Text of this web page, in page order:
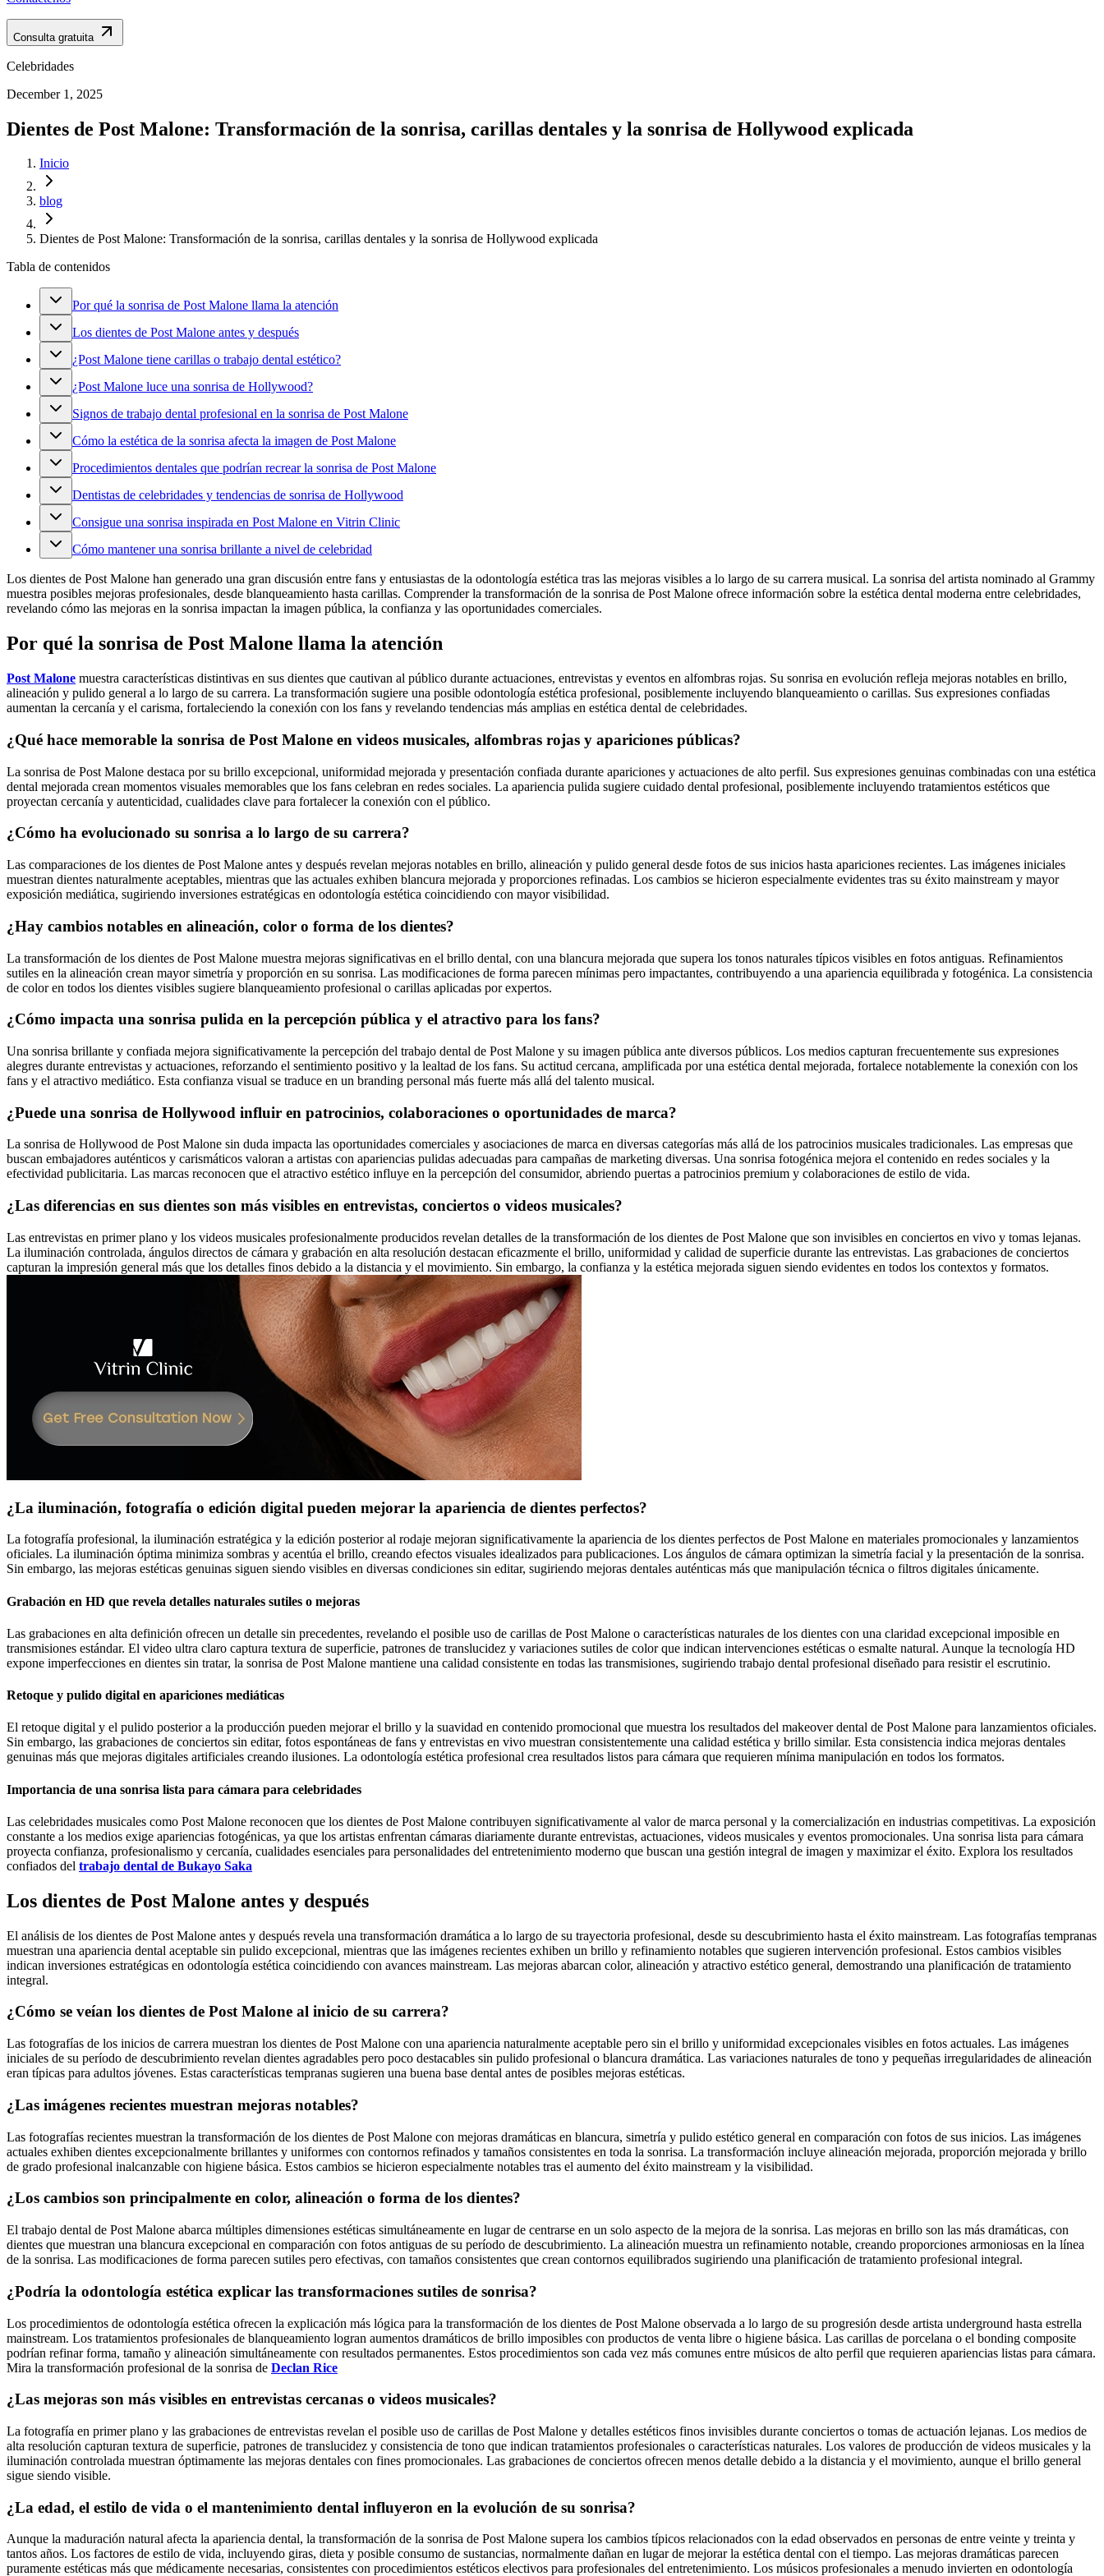
Consulta gratuita
Celebridades
December 1, 2025
Dientes de Post Malone: Transformación de la sonrisa, carillas dentales y la sonrisa de Hollywood explicada
Inicio
blog
Dientes de Post Malone: Transformación de la sonrisa, carillas dentales y la sonrisa de Hollywood explicada
Tabla de contenidos
Por qué la sonrisa de Post Malone llama la atención
Los dientes de Post Malone antes y después
¿Post Malone tiene carillas o trabajo dental estético?
¿Post Malone luce una sonrisa de Hollywood?
Signos de trabajo dental profesional en la sonrisa de Post Malone
Cómo la estética de la sonrisa afecta la imagen de Post Malone
Procedimientos dentales que podrían recrear la sonrisa de Post Malone
Dentistas de celebridades y tendencias de sonrisa de Hollywood
Consigue una sonrisa inspirada en Post Malone en Vitrin Clinic
Cómo mantener una sonrisa brillante a nivel de celebridad
Los dientes de Post Malone han generado una gran discusión entre fans y entusiastas de la odontología estética tras las mejoras visibles a lo largo de su carrera musical. La sonrisa del artista nominado al Grammy
muestra posibles mejoras profesionales, desde blanqueamiento hasta carillas. Comprender la transformación de la sonrisa de Post Malone ofrece información sobre la estética dental moderna entre celebridades,
revelando cómo las mejoras en la sonrisa impactan la imagen pública, la confianza y las oportunidades comerciales.
Por qué la sonrisa de Post Malone llama la atención
Post Malone muestra características distintivas en sus dientes que cautivan al público durante actuaciones, entrevistas y eventos en alfombras rojas. Su sonrisa en evolución refleja mejoras notables en brillo,
alineación y pulido general a lo largo de su carrera. La transformación sugiere una posible odontología estética profesional, posiblemente incluyendo blanqueamiento o carillas. Sus expresiones confiadas
aumentan la cercanía y el carisma, fortaleciendo la conexión con los fans y revelando tendencias más amplias en estética dental de celebridades.
¿Qué hace memorable la sonrisa de Post Malone en videos musicales, alfombras rojas y apariciones públicas?
La sonrisa de Post Malone destaca por su brillo excepcional, uniformidad mejorada y presentación confiada durante apariciones y actuaciones de alto perfil. Sus expresiones genuinas combinadas con una estética
dental mejorada crean momentos visuales memorables que los fans celebran en redes sociales. La apariencia pulida sugiere cuidado dental profesional, posiblemente incluyendo tratamientos estéticos que
proyectan cercanía y autenticidad, cualidades clave para fortalecer la conexión con el público.
¿Cómo ha evolucionado su sonrisa a lo largo de su carrera?
Las comparaciones de los dientes de Post Malone antes y después revelan mejoras notables en brillo, alineación y pulido general desde fotos de sus inicios hasta apariciones recientes. Las imágenes iniciales
muestran dientes naturalmente aceptables, mientras que las actuales exhiben blancura mejorada y proporciones refinadas. Los cambios se hicieron especialmente evidentes tras su éxito mainstream y mayor
exposición mediática, sugiriendo inversiones estratégicas en odontología estética coincidiendo con mayor visibilidad.
¿Hay cambios notables en alineación, color o forma de los dientes?
La transformación de los dientes de Post Malone muestra mejoras significativas en el brillo dental, con una blancura mejorada que supera los tonos naturales típicos visibles en fotos antiguas. Refinamientos
sutiles en la alineación crean mayor simetría y proporción en su sonrisa. Las modificaciones de forma parecen mínimas pero impactantes, contribuyendo a una apariencia equilibrada y fotogénica. La consistencia
de color en todos los dientes visibles sugiere blanqueamiento profesional o carillas aplicadas por expertos.
¿Cómo impacta una sonrisa pulida en la percepción pública y el atractivo para los fans?
Una sonrisa brillante y confiada mejora significativamente la percepción del trabajo dental de Post Malone y su imagen pública ante diversos públicos. Los medios capturan frecuentemente sus expresiones
alegres durante entrevistas y actuaciones, reforzando el sentimiento positivo y la lealtad de los fans. Su actitud cercana, amplificada por una estética dental mejorada, fortalece notablemente la conexión con los
fans y el atractivo mediático. Esta confianza visual se traduce en un branding personal más fuerte más allá del talento musical.
¿Puede una sonrisa de Hollywood influir en patrocinios, colaboraciones o oportunidades de marca?
La sonrisa de Hollywood de Post Malone sin duda impacta las oportunidades comerciales y asociaciones de marca en diversas categorías más allá de los patrocinios musicales tradicionales. Las empresas que
buscan embajadores auténticos y carismáticos valoran a artistas con apariencias pulidas adecuadas para campañas de marketing diversas. Una sonrisa fotogénica mejora el contenido en redes sociales y la
efectividad publicitaria. Las marcas reconocen que el atractivo estético influye en la percepción del consumidor, abriendo puertas a patrocinios premium y colaboraciones de estilo de vida.
¿Las diferencias en sus dientes son más visibles en entrevistas, conciertos o videos musicales?
Las entrevistas en primer plano y los videos musicales profesionalmente producidos revelan detalles de la transformación de los dientes de Post Malone que son invisibles en conciertos en vivo y tomas lejanas.
La iluminación controlada, ángulos directos de cámara y grabación en alta resolución destacan eficazmente el brillo, uniformidad y calidad de superficie durante las entrevistas. Las grabaciones de conciertos
capturan la impresión general más que los detalles finos debido a la distancia y el movimiento. Sin embargo, la confianza y la estética mejorada siguen siendo evidentes en todos los contextos y formatos.
¿La iluminación, fotografía o edición digital pueden mejorar la apariencia de dientes perfectos?
La fotografía profesional, la iluminación estratégica y la edición posterior al rodaje mejoran significativamente la apariencia de los dientes perfectos de Post Malone en materiales promocionales y lanzamientos
oficiales. La iluminación óptima minimiza sombras y acentúa el brillo, creando efectos visuales idealizados para publicaciones. Los ángulos de cámara optimizan la simetría facial y la presentación de la sonrisa.
Sin embargo, las mejoras estéticas genuinas siguen siendo visibles en diversas condiciones sin editar, sugiriendo mejoras dentales auténticas más que manipulación técnica o filtros digitales únicamente.
Grabación en HD que revela detalles naturales sutiles o mejoras
Las grabaciones en alta definición ofrecen un detalle sin precedentes, revelando el posible uso de carillas de Post Malone o características naturales de los dientes con una claridad excepcional imposible en
transmisiones estándar. El video ultra claro captura textura de superficie, patrones de translucidez y variaciones sutiles de color que indican intervenciones estéticas o esmalte natural. Aunque la tecnología HD
expone imperfecciones en dientes sin tratar, la sonrisa de Post Malone mantiene una calidad consistente en todas las transmisiones, sugiriendo trabajo dental profesional diseñado para resistir el escrutinio.
Retoque y pulido digital en apariciones mediáticas
El retoque digital y el pulido posterior a la producción pueden mejorar el brillo y la suavidad en contenido promocional que muestra los resultados del makeover dental de Post Malone para lanzamientos oficiales.
Sin embargo, las grabaciones de conciertos sin editar, fotos espontáneas de fans y entrevistas en vivo muestran consistentemente una calidad estética y brillo similar. Esta consistencia indica mejoras dentales
genuinas más que mejoras digitales artificiales creando ilusiones. La odontología estética profesional crea resultados listos para cámara que requieren mínima manipulación en todos los formatos.
Importancia de una sonrisa lista para cámara para celebridades
Las celebridades musicales como Post Malone reconocen que los dientes de Post Malone contribuyen significativamente al valor de marca personal y la comercialización en industrias competitivas. La exposición
constante a los medios exige apariencias fotogénicas, ya que los artistas enfrentan cámaras diariamente durante entrevistas, actuaciones, videos musicales y eventos promocionales. Una sonrisa lista para cámara
proyecta confianza, profesionalismo y cercanía, cualidades esenciales para personalidades del entretenimiento moderno que buscan una gestión integral de imagen y maximizar el éxito. Explora los resultados
confiados del trabajo dental de Bukayo Saka
Los dientes de Post Malone antes y después
El análisis de los dientes de Post Malone antes y después revela una transformación dramática a lo largo de su trayectoria profesional, desde su descubrimiento hasta el éxito mainstream. Las fotografías tempranas
muestran una apariencia dental aceptable sin pulido excepcional, mientras que las imágenes recientes exhiben un brillo y refinamiento notables que sugieren intervención profesional. Estos cambios visibles
indican inversiones estratégicas en odontología estética coincidiendo con avances mainstream. Las mejoras abarcan color, alineación y atractivo estético general, demostrando una planificación de tratamiento
integral.
¿Cómo se veían los dientes de Post Malone al inicio de su carrera?
Las fotografías de los inicios de carrera muestran los dientes de Post Malone con una apariencia naturalmente aceptable pero sin el brillo y uniformidad excepcionales visibles en fotos actuales. Las imágenes
iniciales de su período de descubrimiento revelan dientes agradables pero poco destacables sin pulido profesional o blancura dramática. Las variaciones naturales de tono y pequeñas irregularidades de alineación
eran típicas para adultos jóvenes. Estas características tempranas sugieren una buena base dental antes de posibles mejoras estéticas.
¿Las imágenes recientes muestran mejoras notables?
Las fotografías recientes muestran la transformación de los dientes de Post Malone con mejoras dramáticas en blancura, simetría y pulido estético general en comparación con fotos de sus inicios. Las imágenes
actuales exhiben dientes excepcionalmente brillantes y uniformes con contornos refinados y tamaños consistentes en toda la sonrisa. La transformación incluye alineación mejorada, proporción mejorada y brillo
de grado profesional inalcanzable con higiene básica. Estos cambios se hicieron especialmente notables tras el aumento del éxito mainstream y la visibilidad.
¿Los cambios son principalmente en color, alineación o forma de los dientes?
El trabajo dental de Post Malone abarca múltiples dimensiones estéticas simultáneamente en lugar de centrarse en un solo aspecto de la mejora de la sonrisa. Las mejoras en brillo son las más dramáticas, con
dientes que muestran una blancura excepcional en comparación con fotos antiguas de su período de descubrimiento. La alineación muestra un refinamiento notable, creando proporciones armoniosas en la línea
de la sonrisa. Las modificaciones de forma parecen sutiles pero efectivas, con tamaños consistentes que crean contornos equilibrados sugiriendo una planificación de tratamiento profesional integral.
¿Podría la odontología estética explicar las transformaciones sutiles de sonrisa?
Los procedimientos de odontología estética ofrecen la explicación más lógica para la transformación de los dientes de Post Malone observada a lo largo de su progresión desde artista underground hasta estrella
mainstream. Los tratamientos profesionales de blanqueamiento logran aumentos dramáticos de brillo imposibles con productos de venta libre o higiene básica. Las carillas de porcelana o el bonding composite
podrían refinar forma, tamaño y alineación simultáneamente con resultados permanentes. Estos procedimientos son cada vez más comunes entre músicos de alto perfil que requieren apariencias listas para cámara.
Mira la transformación profesional de la sonrisa de Declan Rice
¿Las mejoras son más visibles en entrevistas cercanas o videos musicales?
La fotografía en primer plano y las grabaciones de entrevistas revelan el posible uso de carillas de Post Malone y detalles estéticos finos invisibles durante conciertos o tomas de actuación lejanas. Los medios de
alta resolución capturan textura de superficie, patrones de translucidez y consistencia de tono que indican tratamientos profesionales o características naturales. Los valores de producción de videos musicales y la
iluminación controlada muestran óptimamente las mejoras dentales con fines promocionales. Las grabaciones de conciertos ofrecen menos detalle debido a la distancia y el movimiento, aunque el brillo general
sigue siendo visible.
¿La edad, el estilo de vida o el mantenimiento dental influyeron en la evolución de su sonrisa?
Aunque la maduración natural afecta la apariencia dental, la transformación de la sonrisa de Post Malone supera los cambios típicos relacionados con la edad observados en personas de entre veinte y treinta y
tantos años. Los factores de estilo de vida, incluyendo giras, dieta y posible consumo de sustancias, normalmente dañan en lugar de mejorar la estética dental con el tiempo. Las mejoras dramáticas parecen
puramente estéticas más que médicamente necesarias, consistentes con procedimientos estéticos electivos para profesionales del entretenimiento. Los músicos profesionales a menudo invierten en odontología